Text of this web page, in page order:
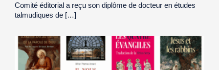
Comité éditorial a reçu son diplôme de docteur en études
talmudiques de […]